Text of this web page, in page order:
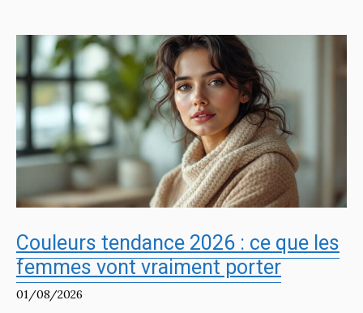
Couleurs tendance 2026 : ce que les
femmes vont vraiment porter
01/08/2026